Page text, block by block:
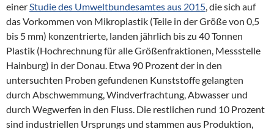
einerStudie des Umweltbundesamtes aus 2015, die sich auf
das Vorkommen von Mikroplastik (Teile in der Größe von 0,5
bis 5 mm) konzentrierte, landen jährlich bis zu 40 Tonnen
Plastik (Hochrechnung für alle Größenfraktionen, Messstelle
Hainburg) in der Donau. Etwa 90 Prozent der in den
untersuchten Proben gefundenen Kunststoffe gelangten
durch Abschwemmung, Windverfrachtung, Abwasser und
durch Wegwerfen in den Fluss. Die restlichen rund 10 Prozent
sind industriellen Ursprungs und stammen aus Produktion,